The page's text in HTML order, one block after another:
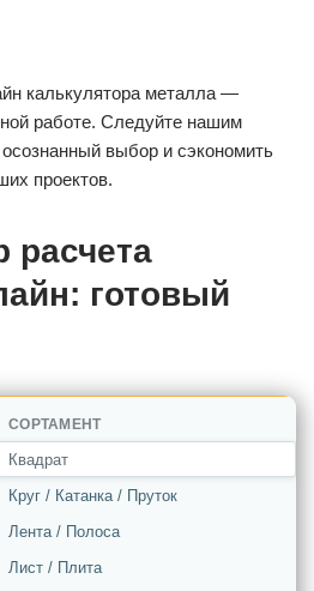
калькулятора металла —
работе. Следуйте нашим
выбор и сэкономить
проектов.
расчета
готовый